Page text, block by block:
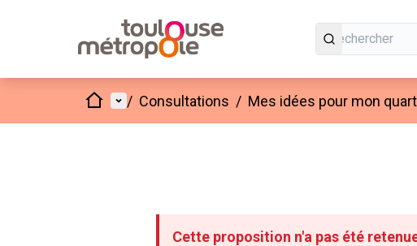
AccueilMenu principal
/ Consultations / Mes idées pour mon
Cette proposition n'a pas été